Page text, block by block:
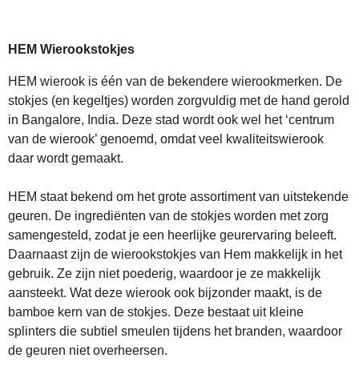
HEM Wierookstokjes
HEM wierook is één van de bekendere wierookmerken. De
stokjes (en kegeltjes) worden zorgvuldig met de hand gerold
in Bangalore, India. Deze stad wordt ook wel het ‘centrum
van de wierook’ genoemd, omdat veel kwaliteitswierook
daar wordt gemaakt.
HEM staat bekend om het grote assortiment van uitstekende
geuren. De ingrediënten van de stokjes worden met zorg
samengesteld, zodat je een heerlijke geurervaring beleeft.
Daarnaast zijn de wierookstokjes van Hem makkelijk in het
gebruik. Ze zijn niet poederig, waardoor je ze makkelijk
aansteekt. Wat deze wierook ook bijzonder maakt, is de
bamboe kern van de stokjes. Deze bestaat uit kleine
splinters die subtiel smeulen tijdens het branden, waardoor
de geuren niet overheersen.